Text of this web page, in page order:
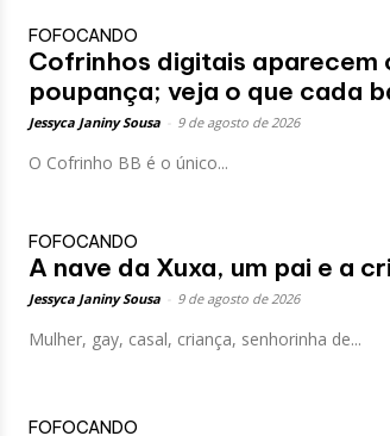
FOFOCANDO
Cofrinhos digitais
poupança; veja o que cada
Jessyca Janiny Sousa 9 de agosto de 2026
O Cofrinho BB é o único...
FOFOCANDO
A nave da Xuxa, um pai e a
Jessyca Janiny Sousa 9 de agosto de 2026
Mulher, gay, casal, criança, senhorinha de...
FOFOCANDO